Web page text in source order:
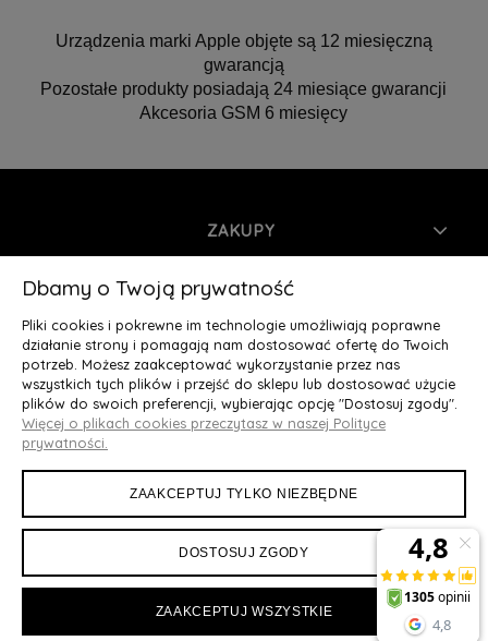
Urządzenia marki Apple objęte są 12 miesięczną
gwarancją
Pozostałe produkty posiadają 24 miesiące gwarancji
Akcesoria GSM 6 miesięcy
ZAKUPY
INFORMACJE
MOJE KONTO
O NAS
Deluxury.pl
Dbamy o Twoją prywatność
Pliki cookies i pokrewne im technologie umożliwiają poprawne
działanie strony i pomagają nam dostosować ofertę do Twoich
potrzeb. Możesz zaakceptować wykorzystanie przez nas
wszystkich tych plików i przejść do sklepu lub dostosować użycie
plików do swoich preferencji, wybierając opcję "Dostosuj zgody".
Więcej o plikach cookies przeczytasz w naszej Polityce
prywatności.
ZAAKCEPTUJ TYLKO NIEZBĘDNE
DOSTOSUJ ZGODY
ZAAKCEPTUJ WSZYSTKIE